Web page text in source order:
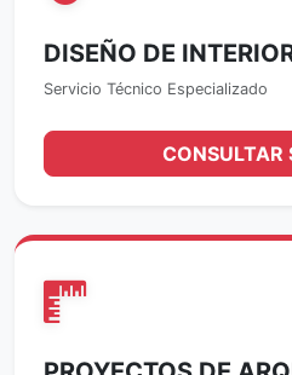
DISEÑO DE
Servicio Técnico Especializado
CONSULTAR